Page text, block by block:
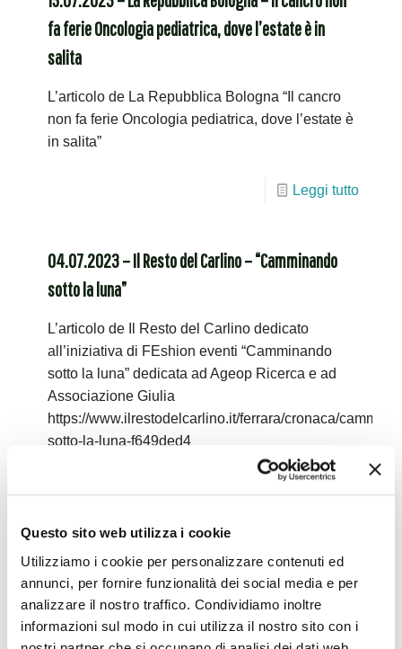
Questo sito web utilizza i cookie
Utilizziamo i cookie per personalizzare contenuti ed
annunci, per fornire funzionalità dei social media e per
analizzare il nostro traffico. Condividiamo inoltre
informazioni sul modo in cui utilizza il nostro sito con i
fa ferie Oncologia pediatrica, dove l’estate è in
salita
L’articolo de La Repubblica Bologna “Il cancro
non fa ferie Oncologia pediatrica, dove l’estate è
in salita”
Leggi tutto
04.07.2023 – Il Resto del Carlino – “Camminando
sotto la luna”
L’articolo de Il Resto del Carlino dedicato
all’iniziativa di FEshion eventi “Camminando
sotto la luna” dedicata ad Ageop Ricerca e ad
Associazione Giulia
https://www.ilrestodelcarlino.it/ferrara/cronaca/
sotto-la-luna-f649ded4
24.06.2023 – Corriere di Bologna – “Ageop, grido
d’allarme”
𝐼𝑙 𝑑𝑖𝑟𝑖𝑡𝑡𝑜 𝑎𝑙𝑙𝑎 𝑠𝑎𝑙𝑢𝑡𝑒 𝑛𝑒𝑠𝑠𝑢𝑛𝑜 𝑙𝑜 𝑝𝑢𝑜̀ 𝑔𝑎𝑟𝑎𝑛𝑡𝑖𝑟𝑒, 𝑚𝑎 𝑙𝑜